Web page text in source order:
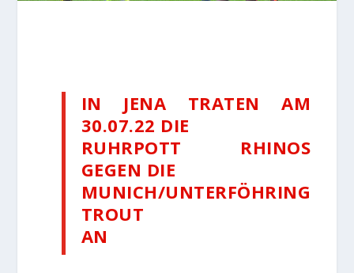
IN JENA TRATEN AM
30.07.22 DIE
RUHRPOTT RHINOS
GEGEN DIE
MUNICH/UNTERFÖHRING
TROUT
AN